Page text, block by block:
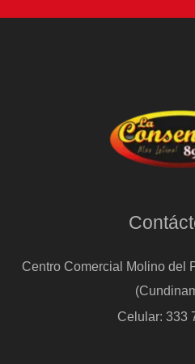
Centro Comercial Molino del
Celular: 333